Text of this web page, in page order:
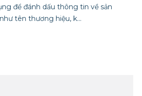
để đánh dấu thông tin về sản
tên thương hiệu, k...